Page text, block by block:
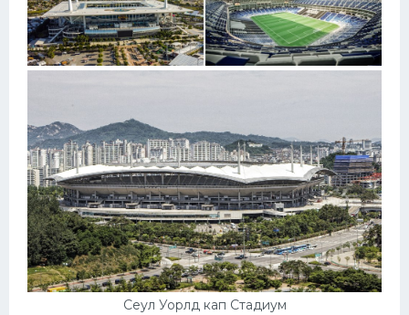
Сеул Уорлд кап Стадиум